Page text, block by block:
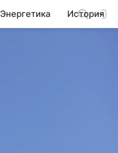
Энергетика История